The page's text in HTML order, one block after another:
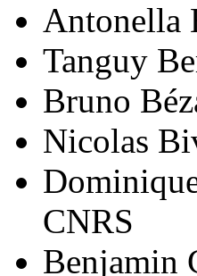
Antonella
Tanguy
Bruno
Nicolas
CNRS
Benjamin